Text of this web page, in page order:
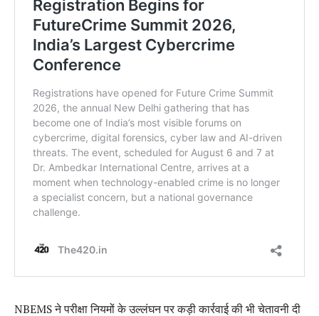
NBEMS ने परीक्षा नियमों के उल्लंघन पर कड़ी कार्रवाई की भी चेतावनी दी